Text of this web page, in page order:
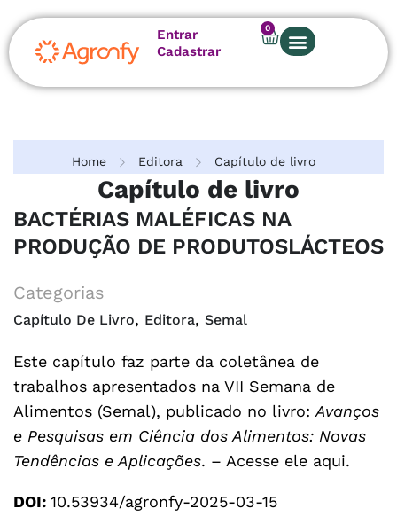
Entrar
Cadastrar
0
Home Editora Capítulo de livro
Capítulo de livro
BACTÉRIAS MALÉFICAS NA
PRODUÇÃO DE PRODUTOSLÁCTEOS
Categorias
Capítulo De Livro, Editora, Semal
Este capítulo faz parte da coletânea de
trabalhos apresentados na VII Semana de
Alimentos (Semal), publicado no livro:Avanços
e Pesquisas em Ciência dos Alimentos: Novas
Tendências e Aplicações. – Acesse ele aqui.
DOI: 10.53934/agronfy-2025-03-15